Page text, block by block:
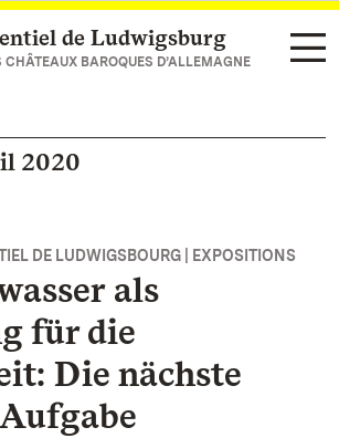
de Ludwigsburg
CHÂTEAUX BAROQUES D’ALLEMAGNE
2020
DE LUDWIGSBOURG | EXPOSITIONS
als
für die
Die nächste